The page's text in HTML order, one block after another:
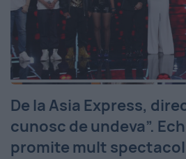
De la Asia Express,
cunosc de undeva”.
promite mult spectacol